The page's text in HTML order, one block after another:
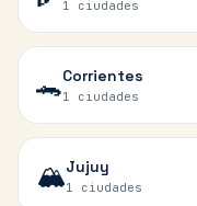
1 ciudades
🐊Corrientes
1 ciudades
🏔️Jujuy
1 ciudades